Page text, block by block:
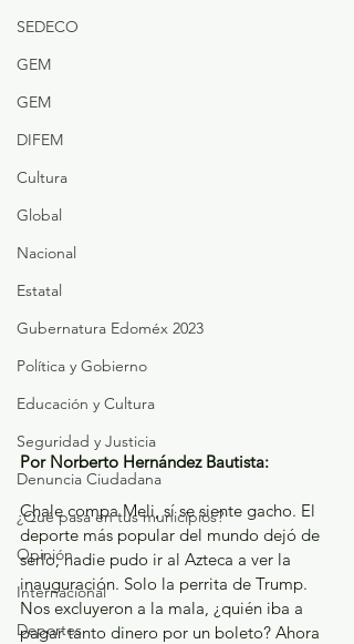
SEDECO
GEM
GEM
DIFEM
Cultura
Global
Nacional
Estatal
Gubernatura Edoméx 2023
Política y Gobierno
Educación y Cultura
Seguridad y Justicia
Denuncia Ciudadana
¿Qué pasa en tus municipios?
Opinión
Internacional
Deportes
Por Norberto Hernández Bautista:
Chale compa Meli, sí se siente gacho. El
deporte más popular del mundo dejó de
serlo; nadie pudo ir al Azteca a ver la
inauguración. Solo la perrita de Trump.
Nos excluyeron a la mala, ¿quién iba a
pagar tanto dinero por un boleto? Ahora